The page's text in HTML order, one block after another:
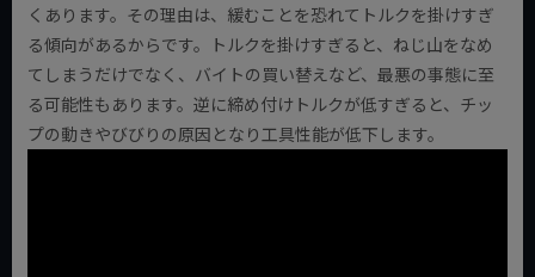
くあります。その理由は、緩むことを恐れてトルクを掛けすぎ
る傾向があるからです。トルクを掛けすぎると、ねじ山をなめ
てしまうだけでなく、バイトの買い替えなど、最悪の事態に至
る可能性もあります。逆に締め付けトルクが低すぎると、チッ
プの動きやびびりの原因となり工具性能が低下します。